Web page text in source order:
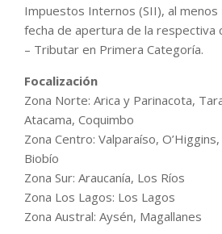
Impuestos Internos (SII), al menos
fecha de apertura de la respectiva
– Tributar en Primera Categoría.
Focalización
Zona Norte: Arica y Parinacota,
Atacama, Coquimbo
Zona Centro: Valparaíso,
Biobío
Zona Sur: Araucanía, Los Ríos
Zona Los Lagos: Los Lagos
Zona Austral: Aysén, Magallanes